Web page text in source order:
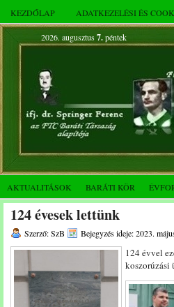
KEZDŐLAP ADATKEZELÉSI ÉS
2026. augusztus 7.péntek
AKTUALITÁSOK BARÁTI KÖR
124 évesek lettünk
Szerző: SzB Bejegyzés ideje: 2023.
124 évvel
koszorúzási